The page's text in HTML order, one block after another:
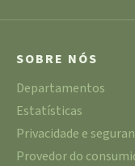
SOBRE NÓS
Departamentos
Estatísticas
Privacidade e
Provedor do